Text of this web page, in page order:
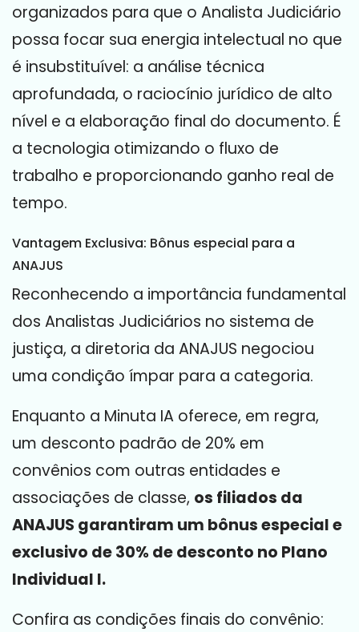
organizados para que o Analista Judiciário
possa focar sua energia intelectual no que
é insubstituível: a análise técnica
aprofundada, o raciocínio jurídico de alto
nível e a elaboração final do documento. É
a tecnologia otimizando o fluxo de
trabalho e proporcionando ganho real de
tempo.
Vantagem Exclusiva: Bônus especial para a
ANAJUS
Reconhecendo a importância fundamental
dos Analistas Judiciários no sistema de
justiça, a diretoria da ANAJUS negociou
uma condição ímpar para a categoria.
Enquanto a Minuta IA oferece, em regra,
um desconto padrão de 20% em
convênios com outras entidades e
associações de classe, os filiados da
ANAJUS garantiram um bônus especial e
exclusivo de 30% de desconto no Plano
Individual I.
Confira as condições finais do convênio: